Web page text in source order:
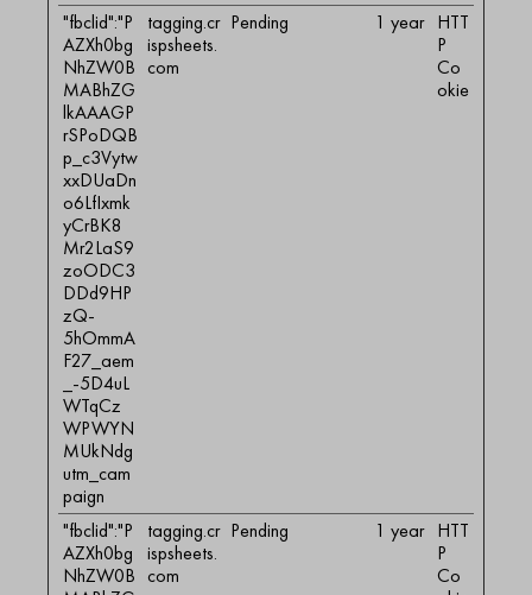
"fbclid":"P
AZXh0bg
NhZW0B
MABhZG
lkAAAGP
rSPoDQB
p_c3Vytw
xxDUaDn
o6LfIxmk
yCrBK8
Mr2LaS9
zoODC3
DDd9HP
zQ-
5hOmmA
F27_aem
_-5D4uL
WTqCz
WPWYN
MUkNdg
utm_cam
paign
tagging.cr
ispsheets.
com
Pending 1 year
HTT
P
Co
okie
"fbclid":"P
AZXh0bg
NhZW0B
tagging.cr
ispsheets.
com
Pending 1 year
HTT
P
Co